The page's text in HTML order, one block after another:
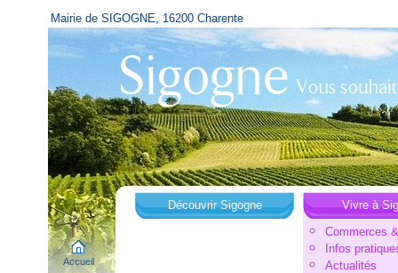
Mairie de SIGOGNE, 16200 Charente
Accueil
Découvrir Sigogne
Vivre à
Commerces
Infos
Actualités